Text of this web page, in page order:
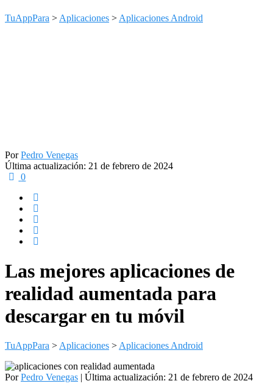
TuAppPara > Aplicaciones > Aplicaciones Android
PorPedro Venegas
Última actualización: 21 de febrero de 2024
0
Las mejores aplicaciones de
realidad aumentada para
descargar en tu móvil
TuAppPara > Aplicaciones > Aplicaciones Android
PorPedro Venegas | Última actualización: 21 de febrero de 2024